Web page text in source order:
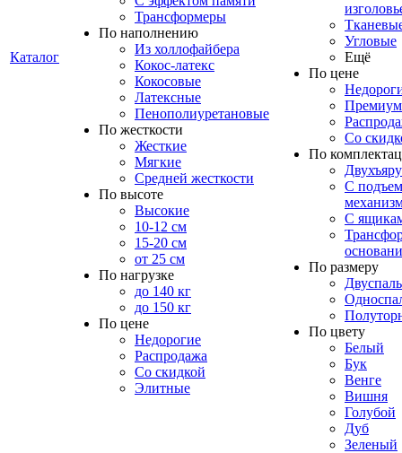
Каталог
Трансформеры
По наполнению
Из холлофайбера
Кокос-латекс
Кокосовые
Латексные
Пенополиуретановые
По жесткости
Жесткие
Мягкие
Средней жесткости
По высоте
Высокие
10-12 см
15-20 см
от 25 см
По нагрузке
до 140 кг
до 150 кг
По цене
Недорогие
Распродажа
Со скидкой
Элитные
Угловые
Ещё
По цене
Премиум
Со
По
С
С
По размеру
По цвету
Белый
Бук
Венге
Вишня
Голубой
Дуб
Зеленый